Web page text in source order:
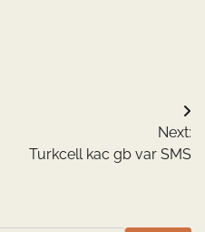
Next:
Turkcell kac gb var SMS